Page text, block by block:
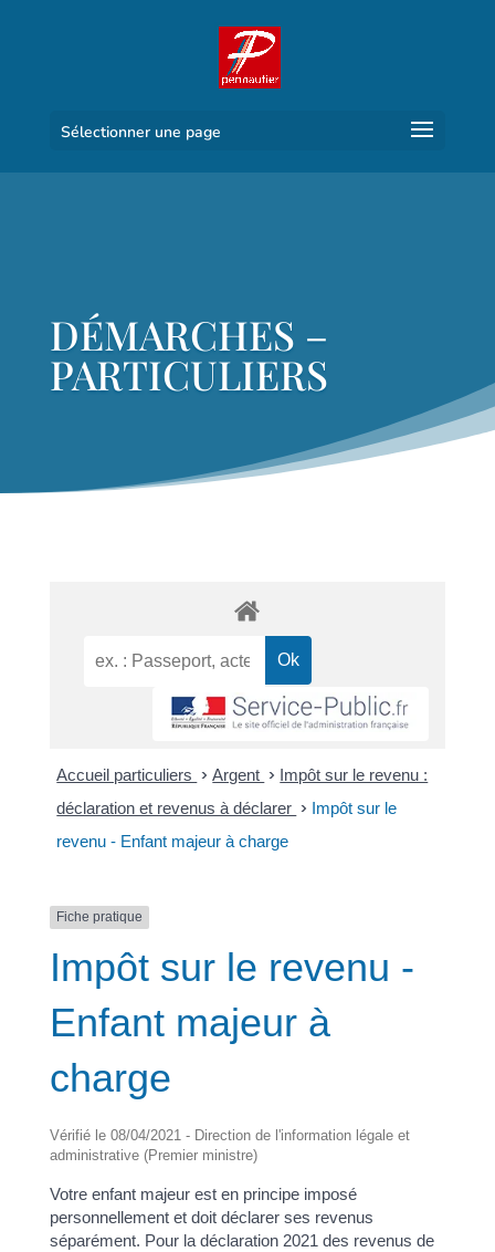
Sélectionner une page
DÉMARCHES –
PARTICULIERS
Accueil particuliers > Argent > Impôt sur le revenu :
déclaration et revenus à déclarer > Impôt sur le
revenu - Enfant majeur à charge
Fiche pratique
Impôt sur le revenu -
Enfant majeur à
charge
Vérifié le 08/04/2021 - Direction de l'information légale et
administrative (Premier ministre)
Votre enfant majeur est en principe imposé
personnellement et doit déclarer ses revenus
séparément. Pour la déclaration 2021 des revenus de